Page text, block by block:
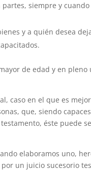
siempre y
y a quién desea
de edad y en
caso en el que es
que, siendo
éste puede
elaboramos uno,
un juicio sucesorio